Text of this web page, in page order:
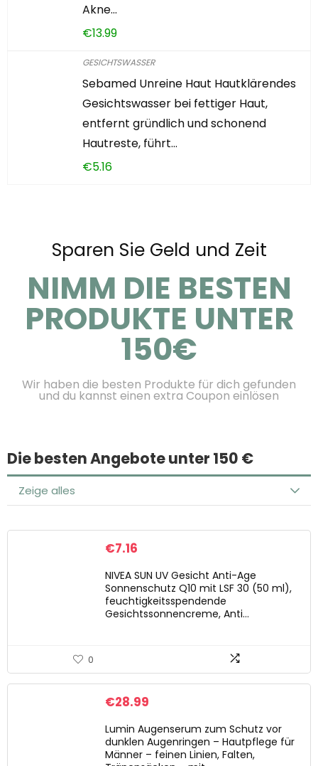
Akne…
€13.99
GESICHTSWASSER
Sebamed Unreine Haut Hautklärendes
Gesichtswasser bei fettiger Haut,
entfernt gründlich und schonend
Hautreste, führt…
€5.16
Sparen Sie Geld und Zeit
NIMM DIE BESTEN
PRODUKTE UNTER
150€
Wir haben die besten Produkte für dich gefunden
und du kannst einen extra Coupon einlösen
Die besten Angebote unter 150 €
Zeige alles
€7.16
NIVEA SUN UV Gesicht Anti-Age
Sonnenschutz Q10 mit LSF 30 (50 ml),
feuchtigkeitsspendende
Gesichtssonnencreme, Anti…
0
€28.99
Lumin Augenserum zum Schutz vor
dunklen Augenringen – Hautpflege für
Männer – feinen Linien, Falten,